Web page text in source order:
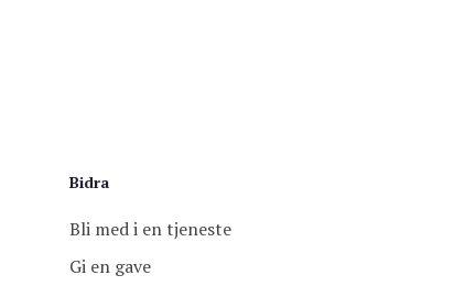
Bidra
Bli med i en tjeneste
Gi en gave